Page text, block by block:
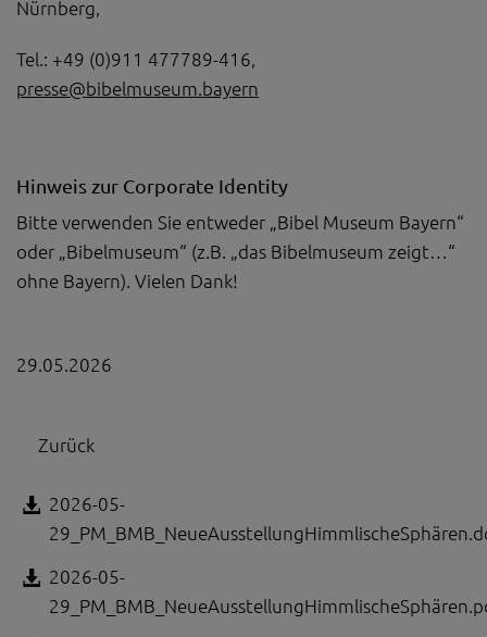
Nürnberg,
Tel.: +49 (0)911 477789-416,
presse@bibelmuseum.bayern
Hinweis zur Corporate Identity
Bitte verwenden Sie entweder „Bibel Museum Bayern“
oder „Bibelmuseum“ (z.B. „das Bibelmuseum zeigt…“
ohne Bayern). Vielen Dank!
29.05.2026
Zurück
2026-05-
2026-05-